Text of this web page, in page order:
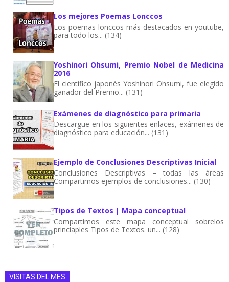
Los mejores Poemas Lonccos
Los poemas lonccos más destacados en youtube,
para todo los... (134)
Yoshinori Ohsumi, Premio Nobel de Medicina
2016
El científico japonés Yoshinori Ohsumi, fue elegido
ganador del Premio... (131)
Exámenes de diagnóstico para primaria
Descargue en los siguientes enlaces, exámenes de
diagnóstico para educación... (131)
Ejemplo de Conclusiones Descriptivas Inicial
Conclusiones Descriptivas – todas las áreas
Compartimos ejemplos de conclusiones... (130)
Tipos de Textos | Mapa conceptual
Compartimos este mapa conceptual sobrelos
princiaples Tipos de Textos. un... (128)
VISITAS DEL MES